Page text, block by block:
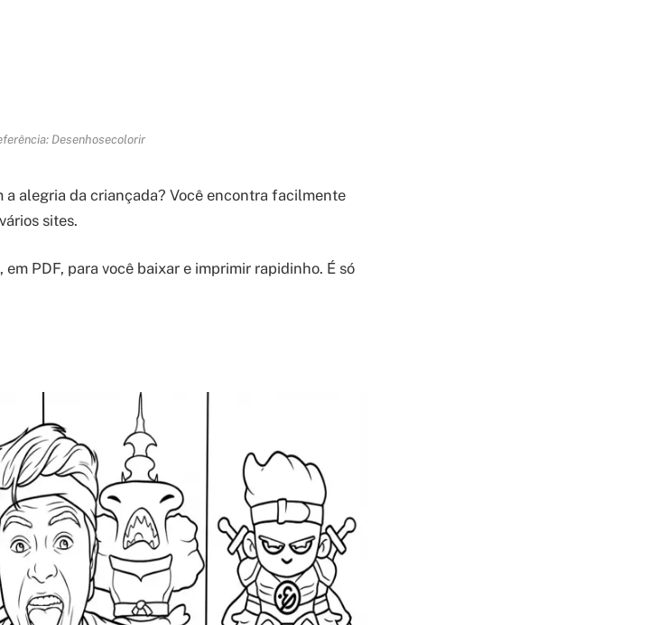
Desenhosecolorir
a alegria da criançada? Você encontra facilmente
sites.
PDF, para você baixar e imprimir rapidinho. É só